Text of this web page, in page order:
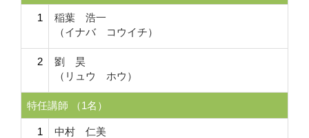
1
稲葉 浩一
（イナバ コウイチ）
2
劉 昊
（リュウ ホウ）
特任講師 （1名）
1
中村 仁美